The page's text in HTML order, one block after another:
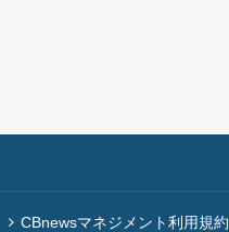
CBnewsマネジメント利用規約